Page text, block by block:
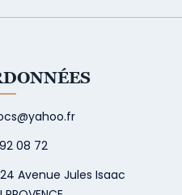
08 72
Avenue Jules Isaac